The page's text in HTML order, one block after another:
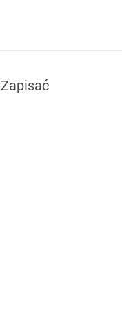
Zapisać